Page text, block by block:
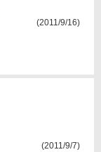
(2011/9/16)
(2011/9/7)